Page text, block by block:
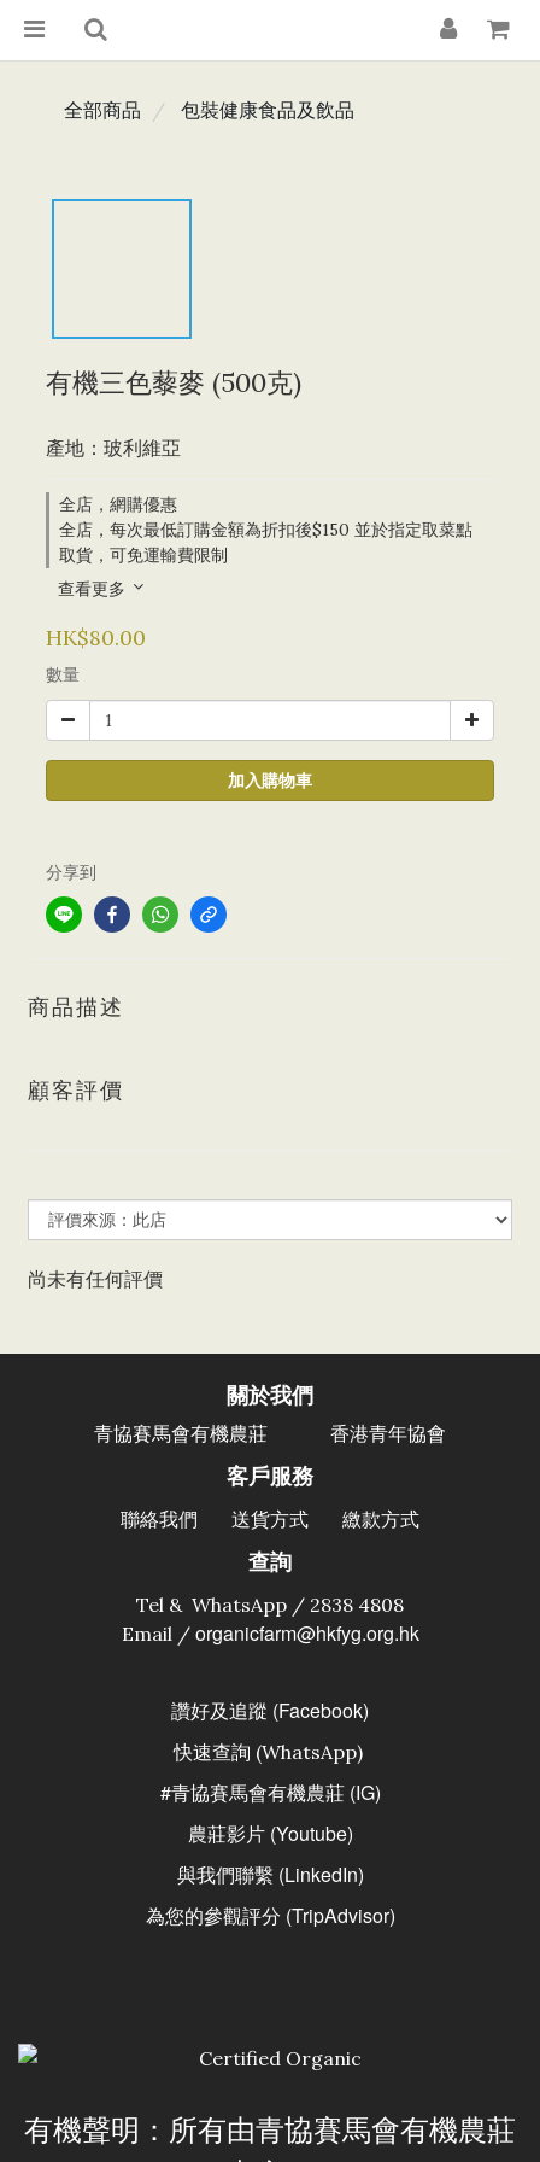
全部商品 包裝健康食品及飲品
有機三色藜麥 (500克)
產地：玻利維亞
全店，網購優惠
全店，每次最低訂購金額為折扣後$150 並於指定取菜點
取貨，可免運輸費限制
查看更多
HK$80.00
數量
加入購物車
分享到
商品描述
顧客評價
尚未有任何評價
關於我們
青協賽馬會有機農莊
香港青年協會
客戶服務
聯絡我們 送貨方式 繳款方式
查詢
Tel & WhatsApp / 2838 4808
Email / organicfarm@hkfyg.org.hk
讚好及追蹤 (Facebook)
快速查詢 (WhatsApp)
#青協賽馬會有機農莊 (IG)
農莊影片 (Youtube)
與我們聯繫 (LinkedIn)
為您的參觀評分 (TripAdvisor)
有機聲明：所有由青協賽馬會有機農莊